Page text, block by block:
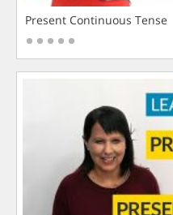
Present Continuous Tense